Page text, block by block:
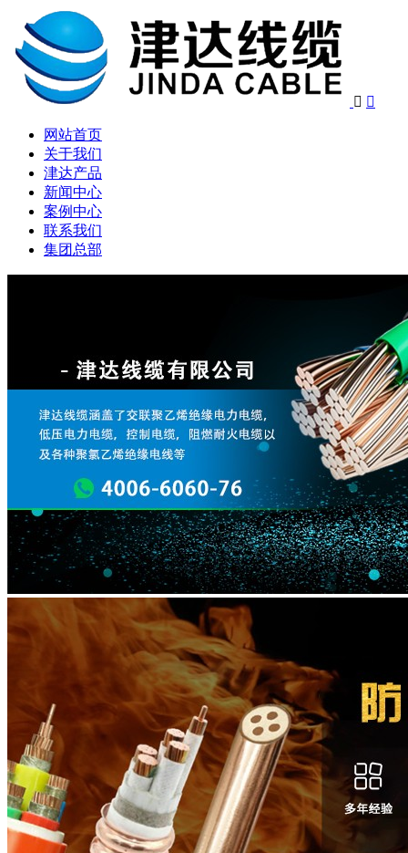
 
网站首页
关于我们
津达产品
新闻中心
案例中心
联系我们
集团总部